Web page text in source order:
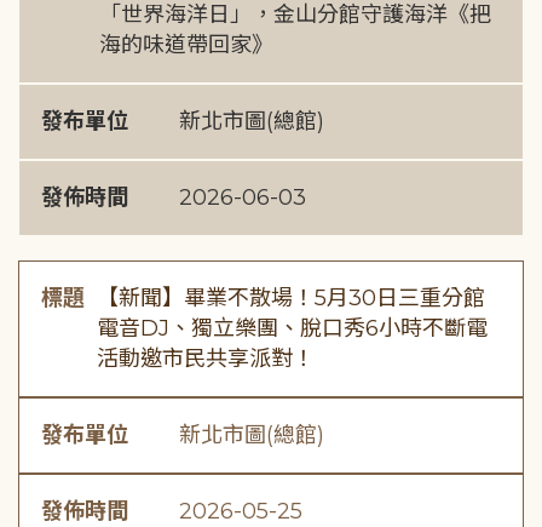
「世界海洋日」，金山分館守護海洋《把
海的味道帶回家》
發布單位 新北市圖(總館)
發佈時間 2026-06-03
標題
【新聞】畢業不散場！5月30日三重分館
電音DJ、獨立樂團、脫口秀6小時不斷電
活動邀市民共享派對！
發布單位 新北市圖(總館)
發佈時間 2026-05-25